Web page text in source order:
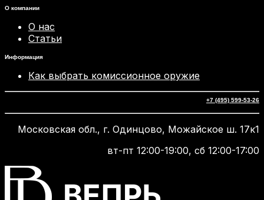
О компании
О нас
Статьи
Информация
Как выбрать комиссионное оружие
+7 (495) 599-53-26
Московская обл., г. Одинцово, Можайское ш. 17к1
вт-пт 12:00-19:00, сб 12:00-17:00